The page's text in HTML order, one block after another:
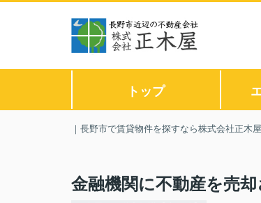
トップ
｜長野市で賃貸物件を探すなら株式会社正木屋
金融機関に不動産を売